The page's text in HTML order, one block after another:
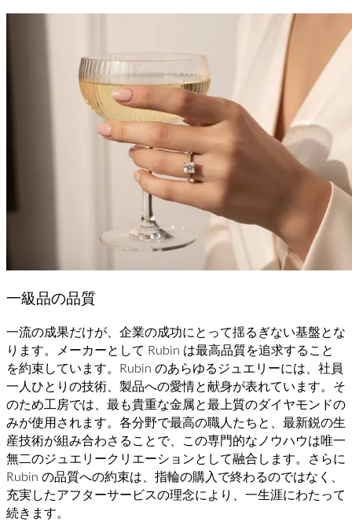
一級品の品質
一流の成果だけが、企業の成功にとって揺るぎない基盤とな
ります。メーカーとして Rubin は最高品質を追求すること
を約束しています。Rubin のあらゆるジュエリーには、社員
一人ひとりの技術、製品への愛情と献身が表れています。そ
のため工房では、最も貴重な金属と最上質のダイヤモンドの
みが使用されます。各分野で最高の職人たちと、最新鋭の生
産技術が組み合わさることで、この専門的なノウハウは唯一
無二のジュエリークリエーションとして融合します。さらに
Rubin の品質への約束は、指輪の購入で終わるのではなく、
充実したアフターサービスの理念により、一生涯にわたって
続きます。